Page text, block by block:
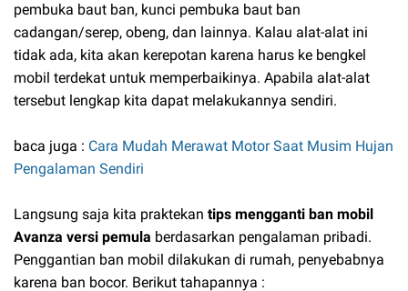
pembuka baut ban, kunci pembuka baut ban
cadangan/serep, obeng, dan lainnya. Kalau alat-alat ini
tidak ada, kita akan kerepotan karena harus ke bengkel
mobil terdekat untuk memperbaikinya. Apabila alat-alat
tersebut lengkap kita dapat melakukannya sendiri.
baca juga : Cara Mudah Merawat Motor Saat Musim Hujan
Pengalaman Sendiri
Langsung saja kita praktekan tips mengganti ban mobil
Avanza versi pemula berdasarkan pengalaman pribadi.
Penggantian ban mobil dilakukan di rumah, penyebabnya
karena ban bocor. Berikut tahapannya :